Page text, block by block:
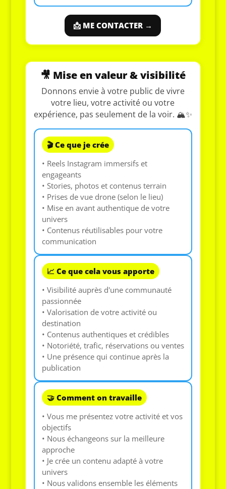
📩 ME CONTACTER →
🎥 Mise en valeur & visibilité
Donnons envie à votre public de vivre
votre lieu, votre activité ou votre
expérience, pas seulement de la voir. 🏔️✨
🎬 Ce que je crée
• Reels Instagram immersifs et
engageants
• Stories, photos et contenus terrain
• Prises de vue drone (selon le lieu)
• Mise en avant authentique de votre
univers
• Contenus réutilisables pour votre
communication
📈 Ce que cela vous apporte
• Visibilité auprès d'une communauté
passionnée
• Valorisation de votre activité ou
destination
• Contenus authentiques et crédibles
• Notoriété, trafic, réservations ou ventes
• Une présence qui continue après la
publication
🤝 Comment on travaille
• Vous me présentez votre activité et vos
objectifs
• Nous échangeons sur la meilleure
approche
• Je crée un contenu adapté à votre
univers
• Nous validons ensemble les éléments